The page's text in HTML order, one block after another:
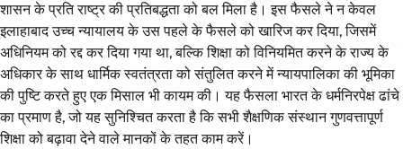
शासन के प्रति राष्ट्र की प्रतिबद्धता को बल मिला है। इस फैसले ने न केवल
इलाहाबाद उच्च न्यायालय के उस पहले के फैसले को खारिज कर दिया, जिसमें
अधिनियम को रद्द कर दिया गया था, बल्कि शिक्षा को विनियमित करने के राज्य के
अधिकार के साथ धार्मिक स्वतंत्रता को संतुलित करने में न्यायपालिका की भूमिका
की पुष्टि करते हुए एक मिसाल भी कायम की। यह फैसला भारत के धर्मनिरपेक्ष ढांचे
का प्रमाण है, जो यह सुनिश्चित करता है कि सभी शैक्षणिक संस्थान गुणवत्तापूर्ण
शिक्षा को बढ़ावा देने वाले मानकों के तहत काम करें।